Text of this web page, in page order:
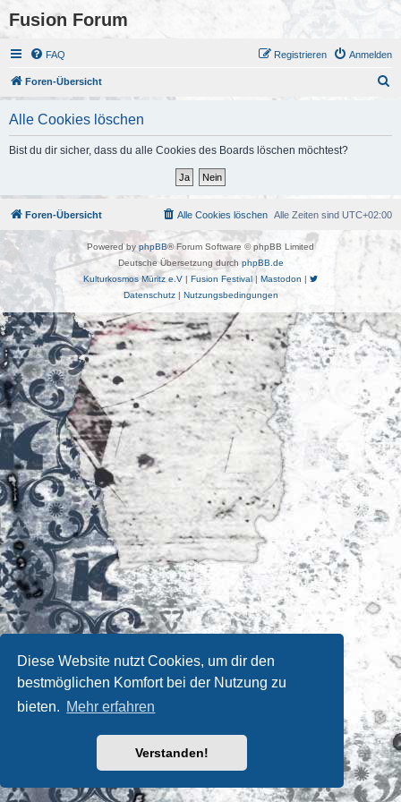
Diese Website nutzt Cookies, um dir den
bestmöglichen Komfort bei der Nutzung zu
bieten. Mehr erfahren
Verstanden!
Fusion Forum
FAQ Anmelden
Registrieren
Foren-Übersicht
Alle Cookies löschen
Bist du dir sicher, dass du alle Cookies des Boards löschen möchtest?
Foren-Übersicht Alle Zeiten sind UTC+02:00
Alle Cookies löschen
Powered by phpBB® Forum Software © phpBB Limited
Deutsche Übersetzung durch phpBB.de
Kulturkosmos Müritz e.V | Fusion Festival| Mastodon |
Datenschutz| Nutzungsbedingungen